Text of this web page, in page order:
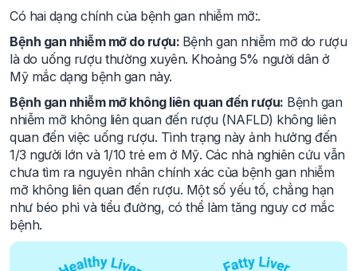
Có hai dạng chính của bệnh gan nhiễm mỡ:.
Bệnh gan nhiễm mỡ do rượu: Bệnh gan nhiễm mỡ do rượu
là do uống rượu thường xuyên. Khoảng 5% người dân ở
Mỹ mắc dạng bệnh gan này.
Bệnh gan nhiễm mỡ không liên quan đến rượu: Bệnh gan
nhiễm mỡ không liên quan đến rượu (NAFLD) không liên
quan đến việc uống rượu. Tình trạng này ảnh hưởng đến
1/3 người lớn và 1/10 trẻ em ở Mỹ. Các nhà nghiên cứu vẫn
chưa tìm ra nguyên nhân chính xác của bệnh gan nhiễm
mỡ không liên quan đến rượu. Một số yếu tố, chẳng hạn
như béo phì và tiểu đường, có thể làm tăng nguy cơ mắc
bệnh.